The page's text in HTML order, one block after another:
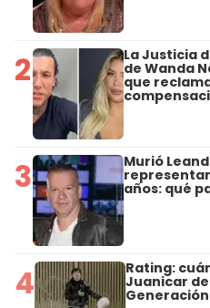
2 La Justicia
de Wanda
que
3 Murió
años: qué
4 Rating:
Juanicar